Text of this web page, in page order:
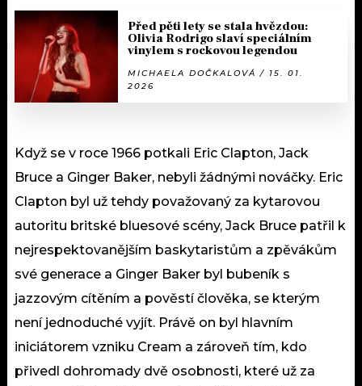
Před pěti lety se stala hvězdou:
Olivia Rodrigo slaví speciálním
vinylem s rockovou legendou
MICHAELA DOČKALOVÁ / 15. 01.
2026
Když se v roce 1966 potkali Eric Clapton, Jack
Bruce a Ginger Baker, nebyli žádnými nováčky. Eric
Clapton byl už tehdy považovaný za kytarovou
autoritu britské bluesové scény, Jack Bruce patřil k
nejrespektovanějším baskytaristům a zpěvákům
své generace a Ginger Baker byl bubeník s
jazzovým cítěním a pověstí člověka, se kterým
není jednoduché vyjít. Právě on byl hlavním
iniciátorem vzniku Cream a zároveň tím, kdo
přivedl dohromady dvě osobnosti, které už za